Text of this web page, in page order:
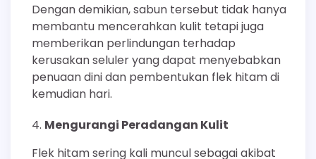
Dengan demikian, sabun tersebut tidak hanya
membantu mencerahkan kulit tetapi juga
memberikan perlindungan terhadap
kerusakan seluler yang dapat menyebabkan
penuaan dini dan pembentukan flek hitam di
kemudian hari.
Mengurangi Peradangan Kulit
Flek hitam sering kali muncul sebagai akibat